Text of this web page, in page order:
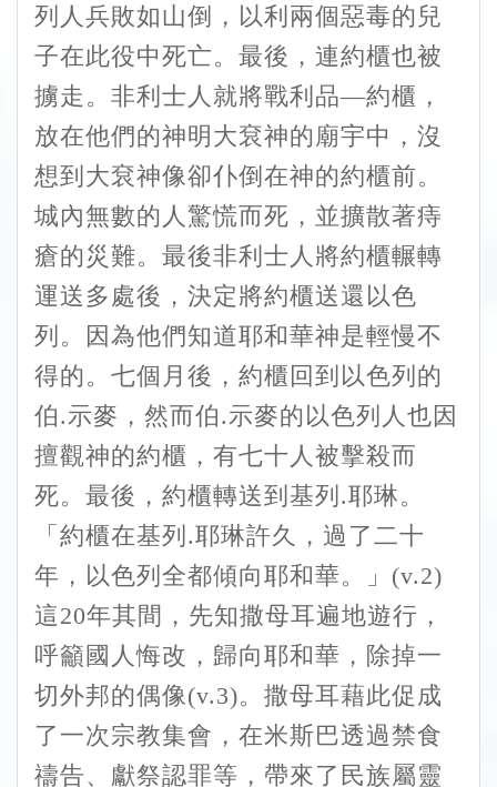
列人兵敗如山倒，以利兩個惡毒的兒
子在此役中死亡。最後，連約櫃也被
擄走。非利士人就將戰利品—約櫃，
放在他們的神明大袞神的廟宇中，沒
想到大袞神像卻仆倒在神的約櫃前。
城內無數的人驚慌而死，並擴散著痔
瘡的災難。最後非利士人將約櫃輾轉
運送多處後，決定將約櫃送還以色
列。因為他們知道耶和華神是輕慢不
得的。七個月後，約櫃回到以色列的
伯.示麥，然而伯.示麥的以色列人也因
擅觀神的約櫃，有七十人被擊殺而
死。最後，約櫃轉送到基列.耶琳。
「約櫃在基列.耶琳許久，過了二十
年，以色列全都傾向耶和華。」(v.2)
這20年其間，先知撒母耳遍地遊行，
呼籲國人悔改，歸向耶和華，除掉一
切外邦的偶像(v.3)。撒母耳藉此促成
了一次宗教集會，在米斯巴透過禁食
禱告、獻祭認罪等，帶來了民族屬靈